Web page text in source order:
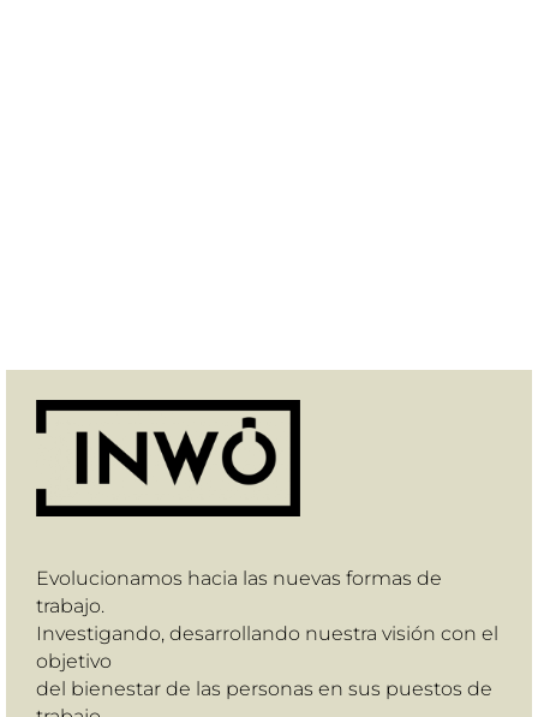
Evolucionamos hacia las nuevas formas de
trabajo.
Investigando, desarrollando nuestra visión con el
objetivo
del bienestar de las personas en sus puestos de